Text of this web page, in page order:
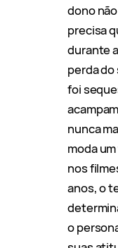
dono
precisa
durante
perda
foi
nunca
moda
nos
anos, o
o